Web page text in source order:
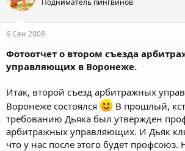
Подниматель пингвинов
6 Сен 2008
Фотоотчет о втором съезда
управляющих в Воронеже.
Итак, второй съезд арбитражных
Воронеже состоялся
В прошлый,
требованию Дьяка был утвержден
арбитражных управляющих. И Дьяк
что у нас после этого будет профсоюз.